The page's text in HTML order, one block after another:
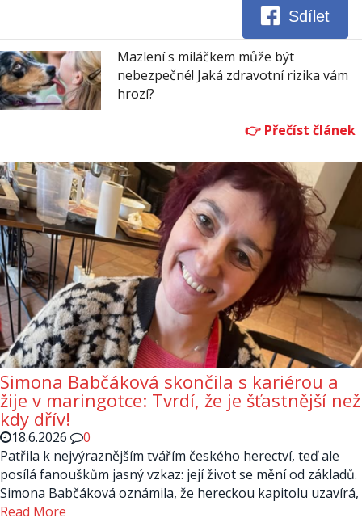
Sdílet
Mazlení s miláčkem může být
nebezpečné! Jaká zdravotní rizika vám
hrozí?
Simona Babčáková skončila s kariérou a
žije v maringotce: Tvrdí, že je šťastnější než
kdy dřív!
18.6.2026
0
Patřila k nejvýraznějším tvářím českého herectví, teď ale
posílá fanouškům jasný vzkaz: její život se mění od základů.
Simona Babčáková oznámila, že hereckou kapitolu uzavírá,
Read More